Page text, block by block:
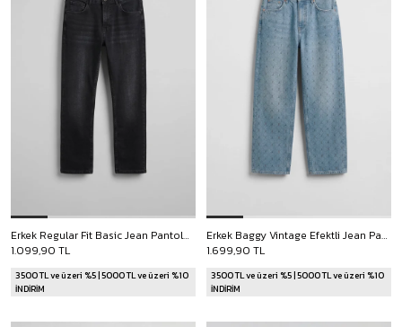
Erkek Regular Fit Basic Jean Pantolon Siyah
1.099,90 TL
3500 TL ve üzeri %5 | 5000 TL ve üzeri %10
İNDİRİM
Erkek Baggy Vintage Efektli Jean Pantolon Mavi
1.699,90 TL
3500 TL ve üzeri %5 | 5000 TL ve üzeri %10
İNDİRİM